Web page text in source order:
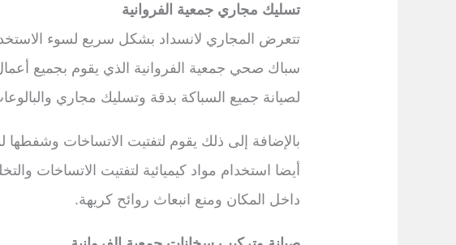
تسليك مجاري جمعية الفروانية
تتعرض المجاري لانسداد بشكل سريع لسوء
سباك صحي جمعية الفروانية الذي يقوم بجميع
لصيانة جميع السباكة بدقة وتسليك مجاري
بالإضافة إلى ذلك يقوم لتفتيت الاتساخات
أيضا استخدام مواد كيميائية لتفتيت
داخل المكان ومنع انبعاث روائح كريهة.